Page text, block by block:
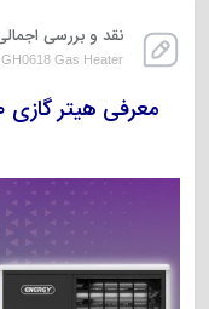
نقد و بررسی
GH0618 Gas Heater
معرفی هیتر گازی ۱۸۰۰۰ انرژی فن دار مدل GH ۰۶۱۸